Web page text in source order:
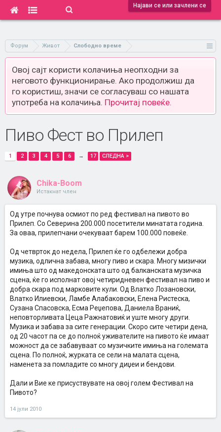
Најави се или зачлени се
Форум Живот Слободно време
Овој сајт користи колачиња неопходни за
неговото функционирање. Ако продолжиш да
го користиш, значи се согласуваш со нашата
употреба на колачиња. Прочитај повеќе.
Пиво Фест во Прилеп
1 2 3 4 5 6 → 17 СЛЕДНА >
Chika-Boom
Истакнат член
Од утре почнува осмиот по ред фестивал на пивото во
Прилеп. Со Северина 200.000 посетители минатата година.
За оваа, прилепчани очекуваат барем 100.000 повеќе.
Од четврток до недела, Прилеп ќе го одбележи добра
музика, одлична забава, многу пиво и скара. Многу мизички
имиња што од македонската што од балканската музичка
сцена, ќе го исполнат овој четиридневен фестивал на пиво и
добра скара под марковите кули. Од Влатко Лозановски,
Влатко Илиевски, Ламбе Алабаковски, Елена Ристеска,
Сузана Спасовска, Есма Реџепова, Даниела Враниќ,
неповторливата Цеца Ражнатовиќ и уште многу други.
Музика и забава за сите генерации. Скоро сите четири дена,
од 20 часот па се до полноќ уживателите на пивото ќе имаат
можност да се забавуваат со музичките имиња на големата
сцена. По полноќ, журката се сели на малата сцена,
наменета за помладите со многу диџеи и бендови.
Дали и Вие ке присуствувате на овој голем Фестивал на
Пивото?
14 јули 2010